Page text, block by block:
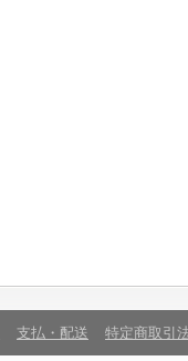
支払・配送 特定商取引